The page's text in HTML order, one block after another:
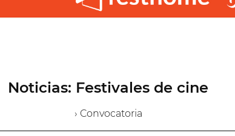
Noticias: Festivales de cine
› Convocatoria